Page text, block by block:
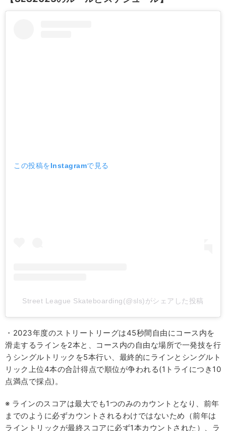
この投稿をInstagramで見る
Street League Skateboarding(@sls)がシェアした投稿
・2023年度のストリートリーグは45秒間自由にコース内を
滑走するラインを2本と、コース内の自由な場所で一発技を行
うシングルトリックを5本行い、最終的にラインとシングルト
リック上位4本の合計得点で順位が争われる(1トライにつき10
点満点で採点)。
※ ラインのスコアは最大でも1つのみのカウントとなり、前年
までのように必ずカウントされるわけではないため（前年は
ライントリックが最終スコアに必ず1本カウントされた）、ラ